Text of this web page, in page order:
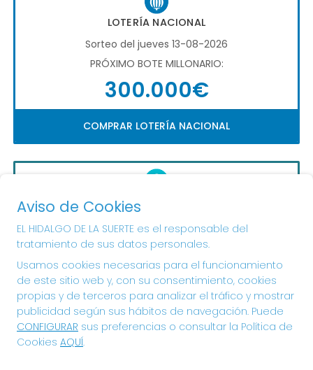
LOTERÍA NACIONAL
Sorteo del jueves 13-08-2026
PRÓXIMO BOTE MILLONARIO:
300.000€
COMPRAR LOTERÍA NACIONAL
QUINIGOL
Sorteo del día 16-08-2026
PRÓXIMO BOTE MILLONARIO:
0€
¡SUERTE!
Aviso de Cookies
EL HIDALGO DE LA SUERTE es el responsable del
tratamiento de sus datos personales.
Usamos cookies necesarias para el funcionamiento
de este sitio web y, con su consentimiento, cookies
propias y de terceros para analizar el tráfico y mostrar
publicidad según sus hábitos de navegación. Puede
CONFIGURAR sus preferencias o consultar la Política de
Cookies AQUÍ.